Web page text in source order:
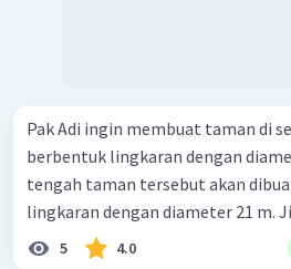
Pak Adi ingin membuat taman di
berbentuk lingkaran dengan
tengah taman tersebut akan
lingkaran dengan diameter 21 m.
5 4.0